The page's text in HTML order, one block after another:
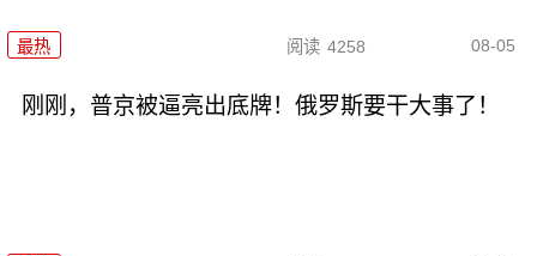
最热 阅读 4258 08-05
刚刚，普京被逼亮出底牌！俄罗斯要干大事了！